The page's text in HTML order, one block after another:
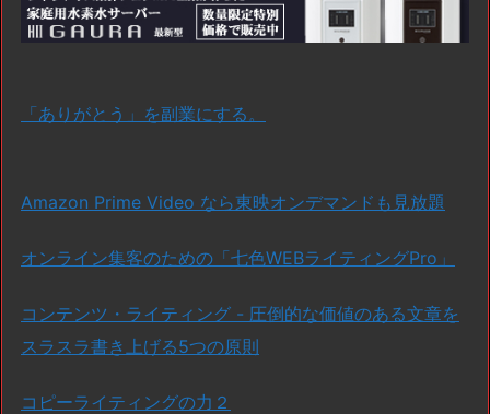
「ありがとう」を副業にする。
Amazon Prime Video なら東映オンデマンドも見放題
オンライン集客のための「七色WEBライティングPro」
コンテンツ・ライティング - 圧倒的な価値のある文章を
スラスラ書き上げる5つの原則
コピーライティングの力２